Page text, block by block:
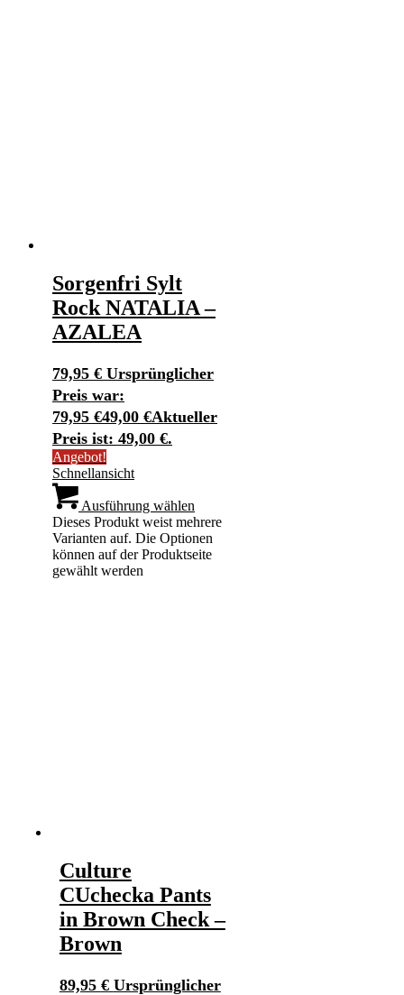
Sorgenfri Sylt
Rock NATALIA –
AZALEA
79,95 € Ursprünglicher
Preis war:
79,95 €49,00 €Aktueller
Preis ist: 49,00 €.
Angebot!
Schnellansicht
Ausführung wählen
Dieses Produkt weist mehrere
Varianten auf. Die Optionen
können auf der Produktseite
gewählt werden
Culture
CUchecka Pants
in Brown Check –
Brown
89,95 € Ursprünglicher